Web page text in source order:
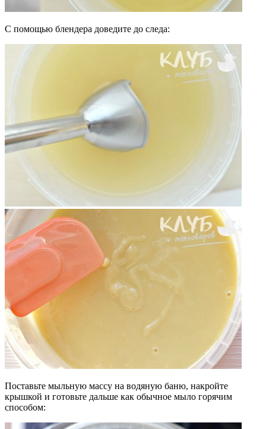
С помощью блендера доведите до следа:
Поставьте мыльную массу на водяную баню, накройте
крышкой и готовьте дальше как обычное мыло горячим
способом: